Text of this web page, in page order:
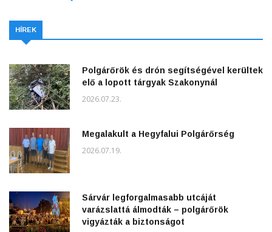
HÍREK
Polgárőrök és drón segítségével kerültek
elő a lopott tárgyak Szakonynál
2026.07.23.
Megalakult a Hegyfalui Polgárőrség
2026.07.19.
Sárvár legforgalmasabb utcáját
varázslattá álmodták – polgárőrök
vigyázták a biztonságot